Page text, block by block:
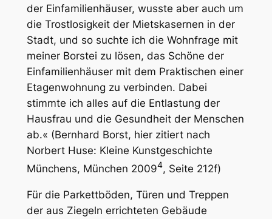
der Einfamilienhäuser, wusste aber auch um
die Trostlosigkeit der Mietskasernen in der
Stadt, und so suchte ich die Wohnfrage mit
meiner Borstei zu lösen, das Schöne der
Einfamilienhäuser mit dem Praktischen einer
Etagenwohnung zu verbinden. Dabei
stimmte ich alles auf die Entlastung der
Hausfrau und die Gesundheit der Menschen
ab.« (Bernhard Borst, hier zitiert nach
Norbert Huse: Kleine Kunstgeschichte
Münchens, München 20094, Seite 212f)
Für die Parkettböden, Türen und Treppen
der aus Ziegeln errichteten Gebäude